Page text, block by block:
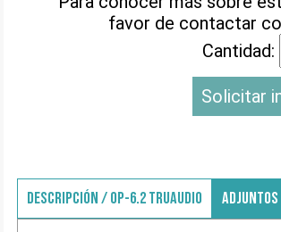
favor de contactar
Cantidad:
Solicitar
DESCRIPCIÓN / OP-6.2 TRUAUDIO ADJUNTOS